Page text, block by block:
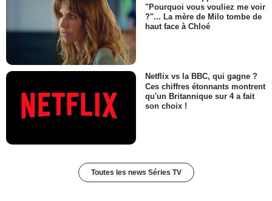
"Pourquoi vous vouliez me voir
?"... La mère de Milo tombe de
haut face à Chloé
Netflix vs la BBC, qui gagne ?
Ces chiffres étonnants montrent
qu'un Britannique sur 4 a fait
son choix !
Toutes les news Séries TV